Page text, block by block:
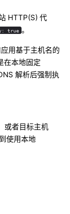
HTTP(S) 代
true 。
用基于主机名的
在本地固定
解析后强制执
或者目标主机
使用本地